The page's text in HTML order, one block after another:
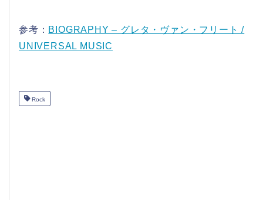
参考： BIOGRAPHY – グレタ・ヴァン・フリート /
UNIVERSAL MUSIC
Rock